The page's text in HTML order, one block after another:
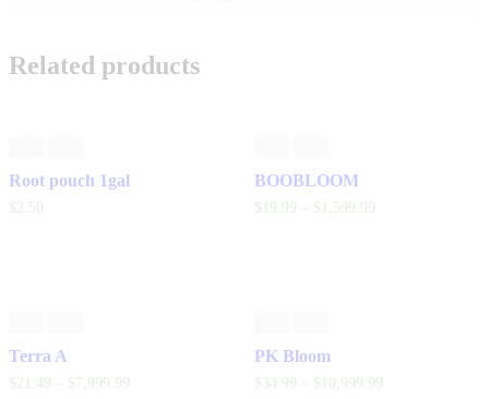
Related products
Root pouch 1gal
$2. 50
BOOBLOOM
$ 19. 99 $ 1,599. 99
Terra A
$21 49 $7,999 99
PK Bloom
$34. 99 $ 10,999 99